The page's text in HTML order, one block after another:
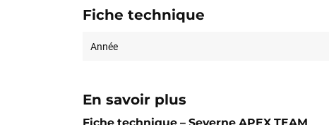
Fiche technique
Année
En savoir plus